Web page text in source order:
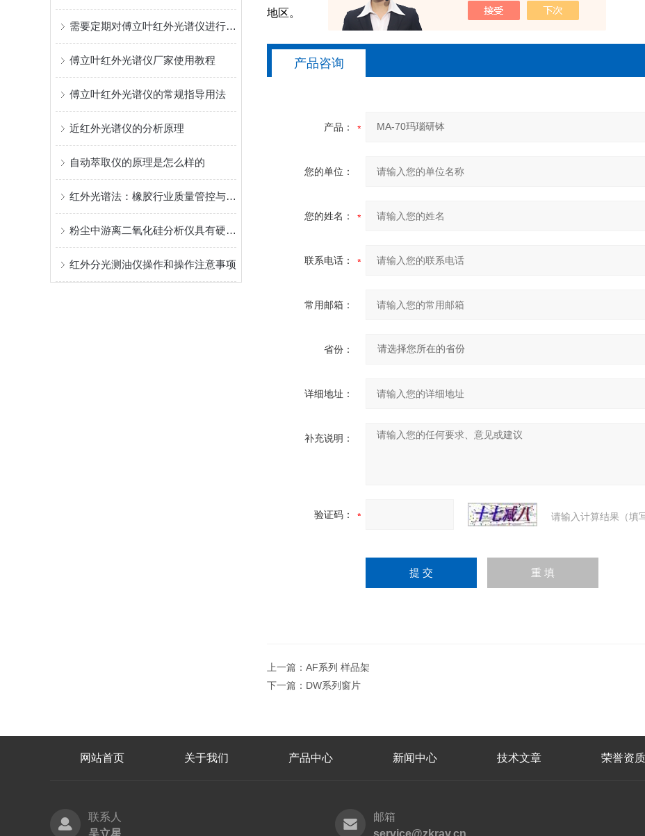
需要定期对傅立叶红外光谱仪进行专业校准
傅立叶红外光谱仪厂家使用教程
傅立叶红外光谱仪的常规指导用法
近红外光谱仪的分析原理
自动萃取仪的原理是怎么样的
红外光谱法：橡胶行业质量管控与成分鉴定
粉尘中游离二氧化硅分析仪具有硬件实时在线诊断
红外分光测油仪操作和操作注意事项
地区。
产品咨询
产品：
您的单位：
您的姓名：
联系电话：
常用邮箱：
省份：
详细地址：
补充说明：
验证码： 请输入计算结果（填
上一篇： AF系列 样品架
下一篇： DW系列窗片
网站首页 关于我们 产品中心 新闻中心 技术文章 荣誉资质
联系人
吴立星
邮箱
service@zkray.cn